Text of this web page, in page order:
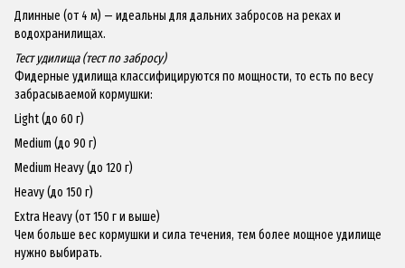
Длинные (от 4 м) — идеальны для дальних забросов на реках и
водохранилищах.
Тест удилища (тест по забросу)
Фидерные удилища классифицируются по мощности, то есть по весу
забрасываемой кормушки:
Light (до 60 г)
Medium (до 90 г)
Medium Heavy (до 120 г)
Heavy (до 150 г)
Extra Heavy (от 150 г и выше)
Чем больше вес кормушки и сила течения, тем более мощное удилище
нужно выбирать.